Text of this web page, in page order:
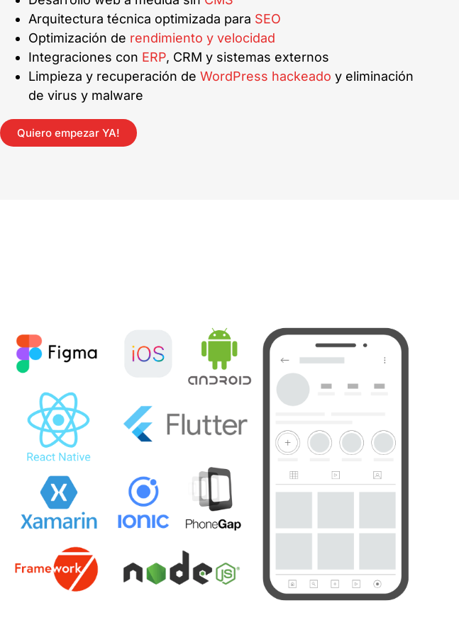
Arquitectura técnica optimizada para SEO
Optimización de rendimiento y velocidad
Integraciones con ERP, CRM y sistemas externos
Limpieza y recuperación de WordPress hackeado y eliminación
de virus y malware
Quiero empezar YA!